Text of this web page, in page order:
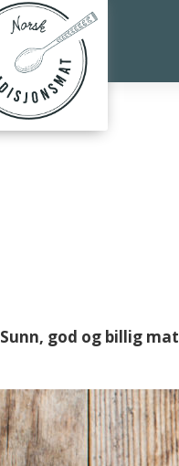
Sunn, god og billig mat